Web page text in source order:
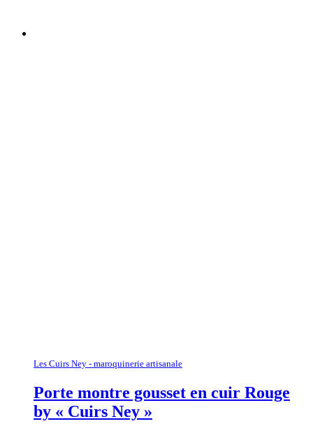
Les Cuirs Ney - maroquinerie artisanale
Porte montre gousset en cuir Rouge
by « Cuirs Ney »